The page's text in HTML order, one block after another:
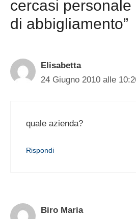
cercasi
di abbigliamento”
Elisabetta
24 Giugno 2010 alle
quale azienda?
Rispondi
Biro Maria